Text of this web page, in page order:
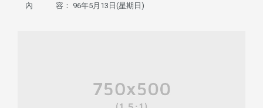
內 容： 96年5月13日(星期日)